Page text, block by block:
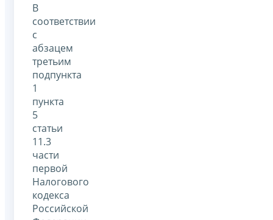
В
соответствии
с
абзацем
третьим
подпункта
1
пункта
5
статьи
11.3
части
первой
Налогового
кодекса
Российской